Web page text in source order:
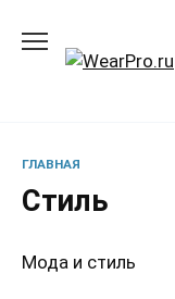
содержанию
ГЛАВНАЯ
Стиль
Мода и стиль